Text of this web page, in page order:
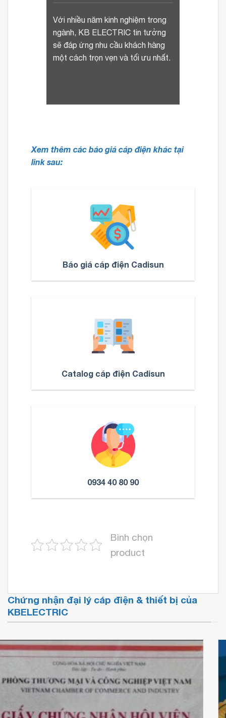
Với nhiều năm kinh nghiệm trong
ngành, KB ELECTRIC tin tưởng
sẽ đáp ứng nhu cầu khách hàng
một cách trọn vẹn và tối ưu nhất.
Xem thêm các báo giá cáp điện khác tại
link sau:
Báo giá cáp điện Cadisun
Catalog cáp điện Cadisun
0934 40 80 90
Bình chọn
product
Chứng nhận đại lý cáp điện & thiết bị của
KBELECTRIC